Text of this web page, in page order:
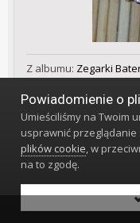
Z albumu: Zegarki
© Hos57
3 Kwietnia 2016
Powiadomienie o
Umieściliśmy na Twoim
usprawnić przeglądanie
plików cookie, w
na to zgodę.